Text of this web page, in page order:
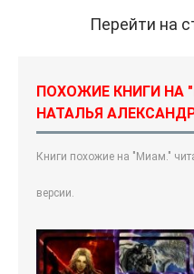
Перейти на
ПОХОЖИЕ КНИГИ НА
НАТАЛЬЯ
Книги похожие на "Миам."
версии.